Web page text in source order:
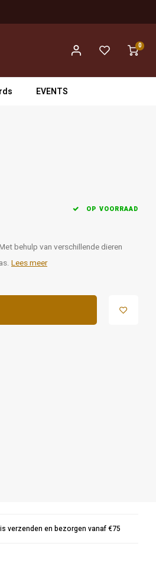
0
EVENTS
OP VOORRAAD
behulp van verschillende dieren
Lees meer
verzenden en bezorgen vanaf €75